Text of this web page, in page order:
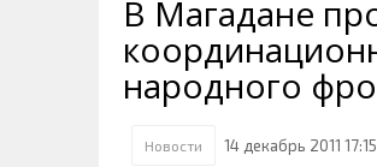
Транспортная
Их надо знать. Галерея
Колымы
Магадана и области
Губернатор
Наркоте нет
Аэропорт Магадан
Полицейских не бить
В Магадане
народного
Новости 14 декабрь 2011 17:15